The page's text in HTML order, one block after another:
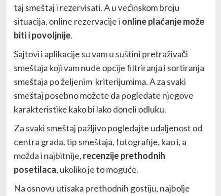
taj smeštaj i rezervisati. A u većinskom broju
situacija, online rezervacije i online plaćanje može
biti i povoljnije.
Sajtovi i aplikacije su vam u suštini pretraživači
smeštaja koji vam nude opcije filtriranja i sortiranja
smeštaja po željenim kriterijumima. A za svaki
smeštaj posebno možete da pogledate njegove
karakteristike kako bi lako doneli odluku.
Za svaki smeštaj pažljivo pogledajte udaljenost od
centra grada, tip smeštaja, fotografije, kao i, a
možda i najbitnije, recenzije prethodnih
posetilaca, ukoliko je to moguće.
Na osnovu utisaka prethodnih gostiju, najbolje